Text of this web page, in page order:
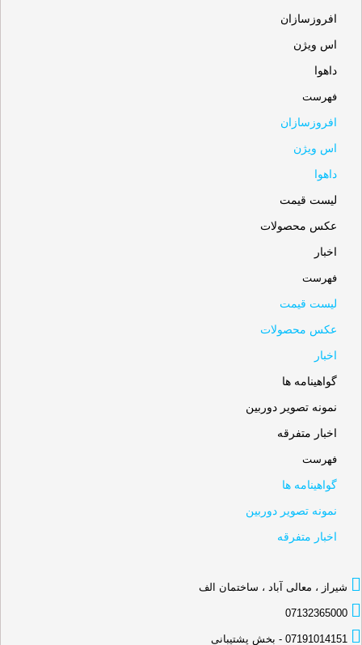
افروزسازان
اس ویژن
داهوا
فهرست
افروزسازان
اس ویژن
داهوا
لیست قیمت
عکس محصولات
اخبار
فهرست
لیست قیمت
عکس محصولات
اخبار
گواهینامه ها
نمونه تصویر دوربین
اخبار متفرقه
فهرست
گواهینامه ها
نمونه تصویر دوربین
اخبار متفرقه
شیراز ، معالی آباد ، ساختمان الف
07132365000
07191014151 - بخش پشتیبانی